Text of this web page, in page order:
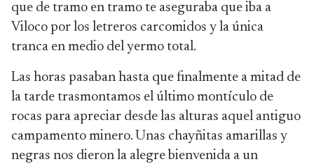
que de tramo en tramo te aseguraba que iba a
Viloco por los letreros carcomidos y la única
tranca en medio del yermo total.
Las horas pasaban hasta que finalmente a mitad de
la tarde trasmontamos el último montículo de
rocas para apreciar desde las alturas aquel antiguo
campamento minero. Unas chayñitas amarillas y
negras nos dieron la alegre bienvenida a un